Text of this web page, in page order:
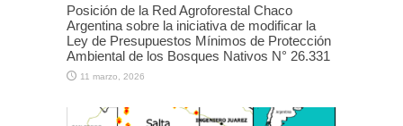
Posición de la Red Agroforestal Chaco
Argentina sobre la iniciativa de modificar la
Ley de Presupuestos Mínimos de Protección
Ambiental de los Bosques Nativos N° 26.331
11 marzo, 2026